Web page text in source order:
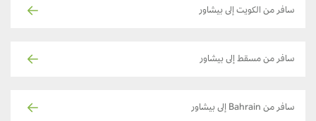
سافر من الكويت إلى بيشاور
سافر من مسقط إلى بيشاور
سافر من Bahrain إلى بيشاور